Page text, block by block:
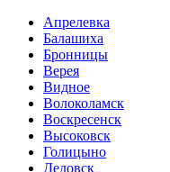
Апрелевка
Балашиха
Бронницы
Верея
Видное
Волоколамск
Воскресенск
Высоковск
Голицыно
Дедовск